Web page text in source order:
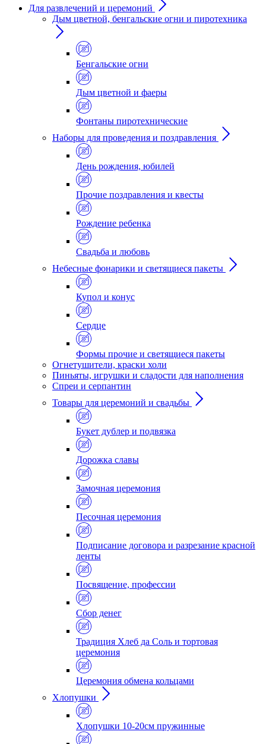
Для развлечений и церемоний
Дым цветной, бенгальские огни и пиротехника
Бенгальские огни
Дым цветной и фаеры
Фонтаны пиротехнические
Наборы для проведения и поздравления
День рождения, юбилей
Прочие поздравления и квесты
Рождение ребенка
Свадьба и любовь
Небесные фонарики и светящиеся пакеты
Купол и конус
Сердце
Формы прочие и светящиеся пакеты
Огнетушители, краски холи
Пиньяты, игрушки и сладости для наполнения
Спреи и серпантин
Товары для церемоний и свадьбы
Букет дублер и подвязка
Дорожка славы
Замочная церемония
Песочная церемония
Подписание договора и разрезание красной
ленты
Посвящение, профессии
Сбор денег
Традиция Хлеб да Соль и тортовая
церемония
Церемония обмена кольцами
Хлопушки
Хлопушки 10-20см пружинные